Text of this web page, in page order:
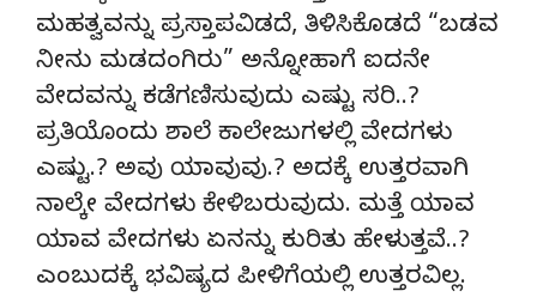
ಮಹತ್ವವನ್ನು ಪ್ರಸ್ತಾಪವಿಡದೆ, ತಿಳಿಸಿಕೊಡದೆ “ಬಡವ
ನೀನು ಮಡದಂಗಿರು” ಅನ್ನೋಹಾಗೆ ಐದನೇ
ವೇದವನ್ನು ಕಡೆಗಣಿಸುವುದು ಎಷ್ಟು ಸರಿ..?
ಪ್ರತಿಯೊಂದು ಶಾಲೆ ಕಾಲೇಜುಗಳಲ್ಲಿ ವೇದಗಳು
ಎಷ್ಟು.? ಅವು ಯಾವುವು.? ಅದಕ್ಕೆ ಉತ್ತರವಾಗಿ
ನಾಲ್ಕೇ ವೇದಗಳು ಕೇಳಿಬರುವುದು. ಮತ್ತೆ ಯಾವ
ಯಾವ ವೇದಗಳು ಏನನ್ನು ಕುರಿತು ಹೇಳುತ್ತವೆ..?
ಎಂಬುದಕ್ಕೆ ಭವಿಷ್ಯದ ಪೀಳಿಗೆಯಲ್ಲಿ ಉತ್ತರವಿಲ್ಲ.